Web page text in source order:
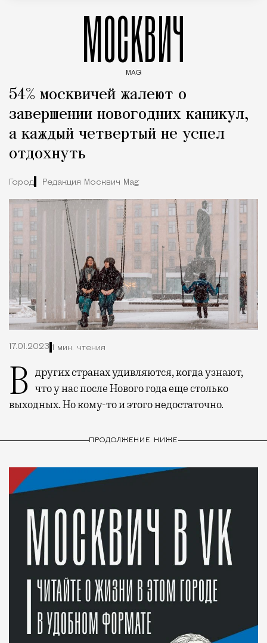
МОСКВИЧ
MAG
54% москвичей жалеют о
завершении новогодних каникул,
а каждый четвертый не успел
отдохнуть
Город Редакция Москвич Mag
17.01.2023 1 мин. чтения
В других странах удивляются, когда узнают, что у нас после Нового года еще столько
выходных. Но кому-то и этого недостаточно.
ПРОДОЛЖЕНИЕ НИЖЕ